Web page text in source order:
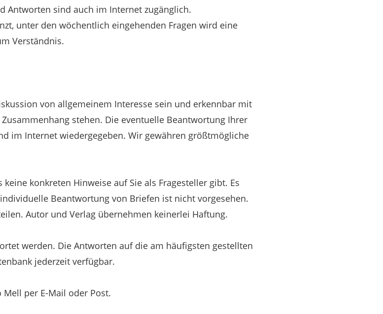
Antworten sind auch im Internet zugänglich.
unter den wöchentlich eingehenden Fragen wird eine
Verständnis.
von allgemeinem Interesse sein und erkennbar mit
stehen. Die eventuelle Beantwortung Ihrer
im Internet wiedergegeben. Wir gewähren größtmögliche
konkreten Hinweise auf Sie als Fragesteller gibt. Es
Beantwortung von Briefen ist nicht vorgesehen.
Autor und Verlag übernehmen keinerlei Haftung.
werden. Die Antworten auf die am häufigsten gestellten
jederzeit verfügbar.
Mell per E-Mail oder Post.